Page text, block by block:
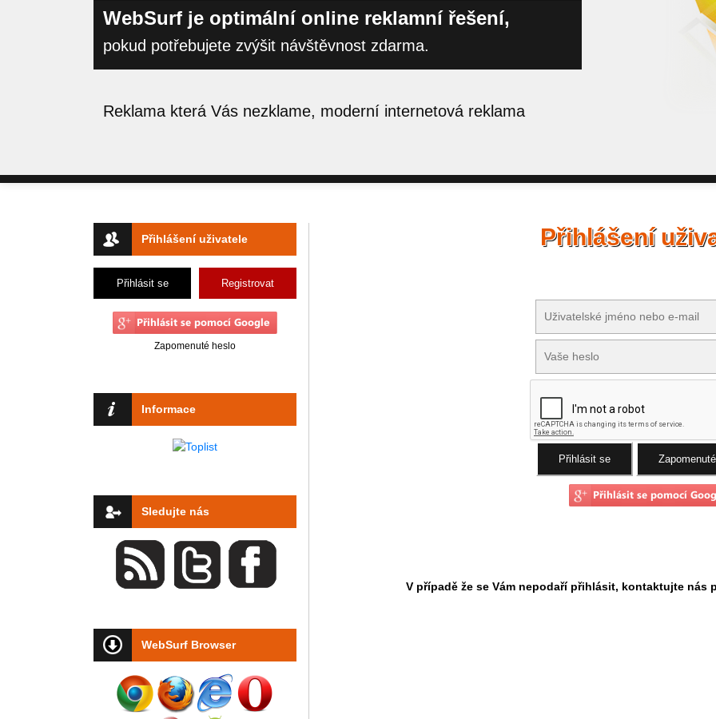
WebSurf je optimální online reklamní řešení,
pokud potřebujete zvýšit návštěvnost zdarma.
Reklama která Vás nezklame, moderní internetová reklama
Přihlášení uživatele
Přihlásit se Registrovat
Zapomenuté heslo
Informace
Sledujte nás
WebSurf Browser
Přihlášení
V případě že se Vám nepodaří přihlásit, kontaktujte nás